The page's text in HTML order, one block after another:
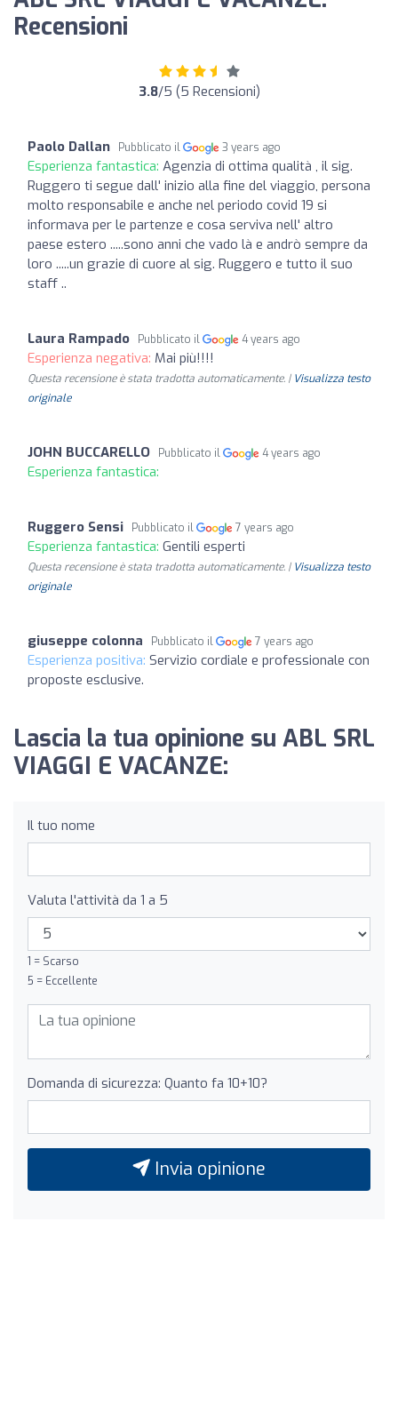
Recensioni
3.8/5 (5 Recensioni)
Paolo Dallan Pubblicato il 3 years ago
Esperienza fantastica: Agenzia di ottima qualità , il sig.
Ruggero ti segue dall' inizio alla fine del viaggio, persona
molto responsabile e anche nel periodo covid 19 si
informava per le partenze e cosa serviva nell' altro
paese estero .....sono anni che vado là e andrò sempre da
loro .....un grazie di cuore al sig. Ruggero e tutto il suo
staff ..
Laura Rampado Pubblicato il 4 years ago
Esperienza negativa: Mai più!!!!
Questa recensione è stata tradotta automaticamente. | Visualizza testo
originale
JOHN BUCCARELLO Pubblicato il 4 years ago
Esperienza fantastica:
Ruggero Sensi Pubblicato il 7 years ago
Esperienza fantastica: Gentili esperti
Questa recensione è stata tradotta automaticamente. | Visualizza testo
originale
giuseppe colonna Pubblicato il 7 years ago
Esperienza positiva: Servizio cordiale e professionale con
proposte esclusive.
Lascia la tua opinione su ABL SRL
VIAGGI E VACANZE:
Il tuo nome
Valuta l'attività da 1 a 5
1 = Scarso
5 = Eccellente
Domanda di sicurezza: Quanto fa 10+10?
Invia opinione